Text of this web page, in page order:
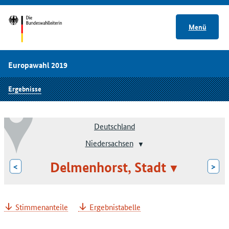
Menü
Europawahl 2019
Ergebnisse
Deutschland
Niedersachsen
< Delmenhorst, Stadt >
Stimmenanteile Ergebnistabelle